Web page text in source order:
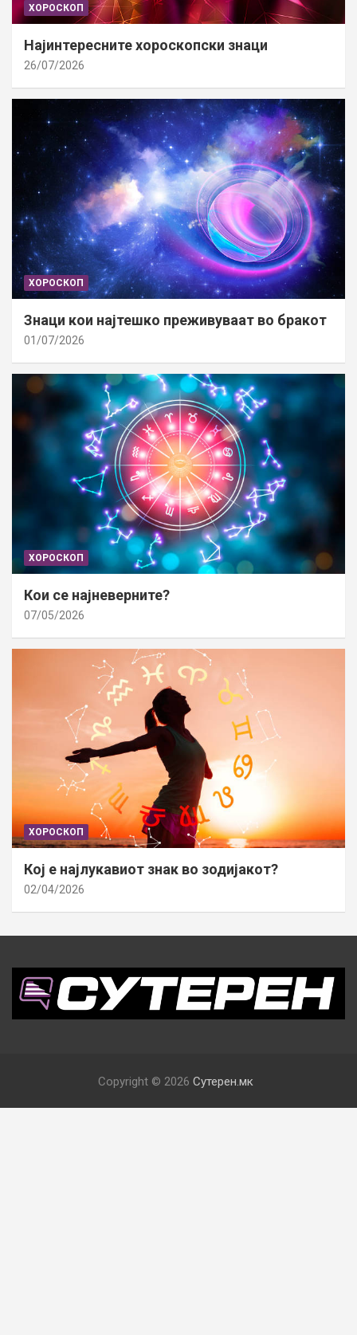
ХОРОСКОП
Најинтересните хороскопски знаци
26/07/2026
ХОРОСКОП
Знаци кои најтешко преживуваат во бракот
01/07/2026
ХОРОСКОП
Кои се најневерните?
07/05/2026
ХОРОСКОП
Кој е најлукавиот знак во зодијакот?
02/04/2026
Copyright © 2026 Сутерен.мк